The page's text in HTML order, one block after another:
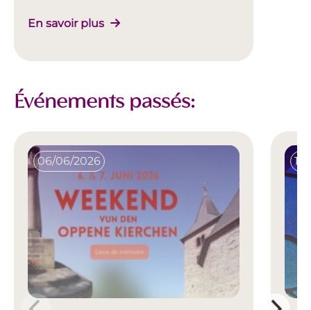
En savoir plus
Événements passés:
06/06/2026 17/